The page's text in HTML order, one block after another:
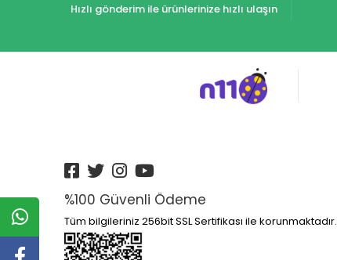
Alfabe Yayınları
Altın Kitaplar Yayınevi
Altın Kitaplar Yayınları
Altın Nokta Yayınları
Altınyıldız
Hızlı gönderim ile ürünlerinize hızlı ulaşın
%100 Güvenli Ödeme
Tüm bilgileriniz 256bit SSL Sertifikası ile korunmaktadır.